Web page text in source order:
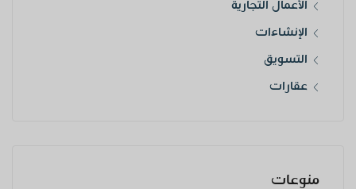
الأعمال التجارية
الإنشاءات
التسويق
عقارات
منوعات